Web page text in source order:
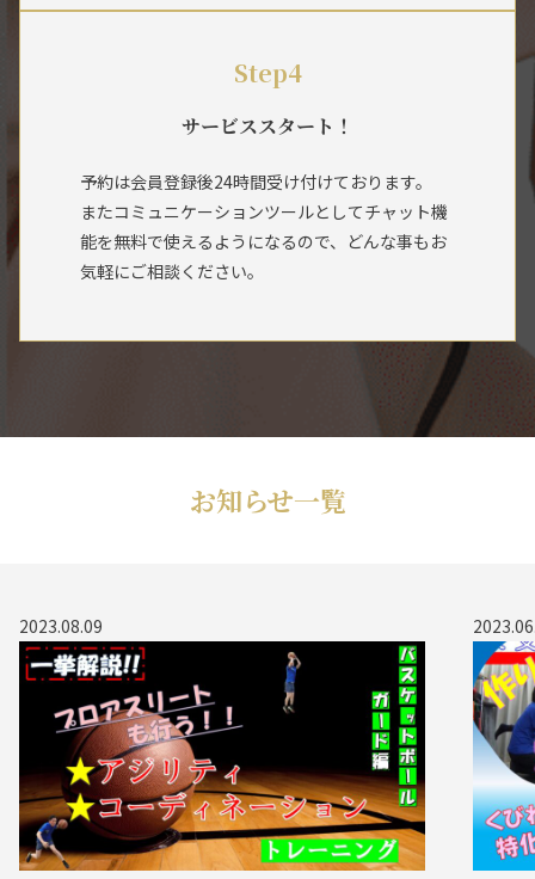
Step4
サービススタート！
予約は会員登録後24時間受け付けております。
またコミュニケーションツールとしてチャット機
能を無料で使えるようになるので、どんな事もお
気軽にご相談ください。
お知らせ一覧
2023.08.09